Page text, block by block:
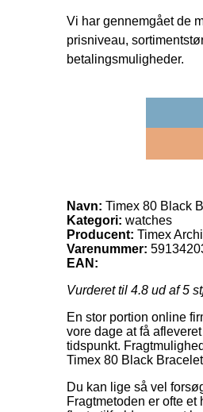
Vi har gennemgået de
prisniveau,
betalingsmuligheder.
Navn: Timex 80 Black
Kategori: watches
Producent: Timex
Varenummer:
EAN:
Vurderet til 4.8 ud af 5
En stor portion online
vore dage at få
tidspunkt.
Timex 80 Black
Du kan lige så vel
Fragtmetoden er ofte